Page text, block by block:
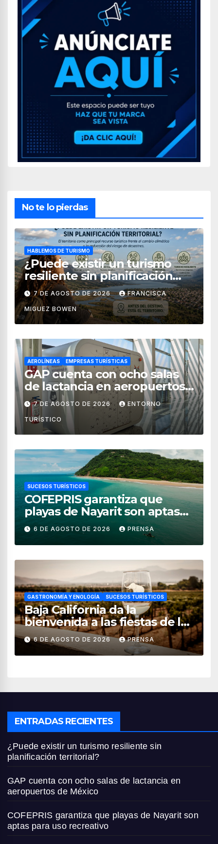
No te lo pierdas
HABLEMOS DE TURISMO
¿Puede existir un turismo
resiliente sin planificación
territorial?
7 DE AGOSTO DE 2026 FRANCISCA
MIGUEZ BOWEN
AEROLÍNEAS EMPRESAS TURÍSTICAS
GAP cuenta con ocho salas
de lactancia en aeropuertos
de México
7 DE AGOSTO DE 2026 ENTORNO
TURÍSTICO
SUCESOS TURÍSTICOS
COFEPRIS garantiza que
playas de Nayarit son aptas
para uso recreativo
6 DE AGOSTO DE 2026 PRENSA
GASTRONOMÍA Y ENOLOGÍA SUCESOS TURÍSTICOS
Baja California da la
bienvenida a las fiestas de la
vendimia 2026
6 DE AGOSTO DE 2026 PRENSA
ENTRADAS RECIENTES
¿Puede existir un turismo resiliente sin
planificación territorial?
GAP cuenta con ocho salas de lactancia en
aeropuertos de México
COFEPRIS garantiza que playas de Nayarit son
aptas para uso recreativo